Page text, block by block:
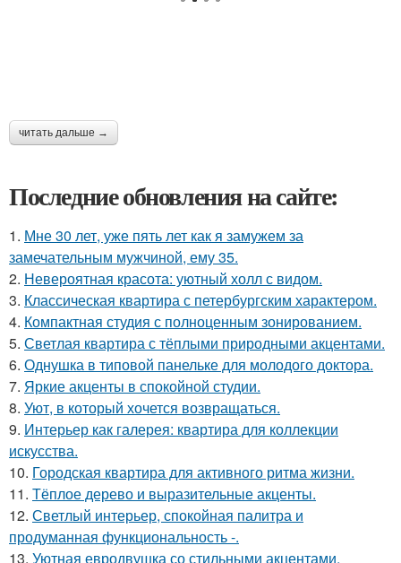
читать дальше →
Последние обновления на сайте:
1. Мне 30 лет, уже пять лет как я замужем за
замечательным мужчиной, ему 35.
2. Невероятная красота: уютный холл с видом.
3. Классическая квартира с петербургским характером.
4. Компактная студия с полноценным зонированием.
5. Светлая квартира с тёплыми природными акцентами.
6. Однушка в типовой панельке для молодого доктора.
7. Яркие акценты в спокойной студии.
8. Уют, в который хочется возвращаться.
9. Интерьер как галерея: квартира для коллекции
искусства.
10. Городская квартира для активного ритма жизни.
11. Тёплое дерево и выразительные акценты.
12. Светлый интерьер, спокойная палитра и
продуманная функциональность -.
13. Уютная евродвушка со стильными акцентами.